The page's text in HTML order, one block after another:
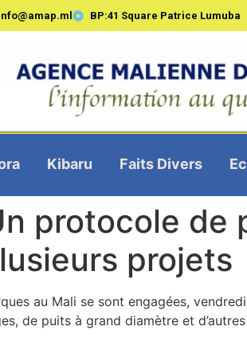
BP:41 Square Patrice Lumuba
Kibaru Faits Divers
protocole de
projets
au Mali se sont engagées,
de puits à grand diamètre et